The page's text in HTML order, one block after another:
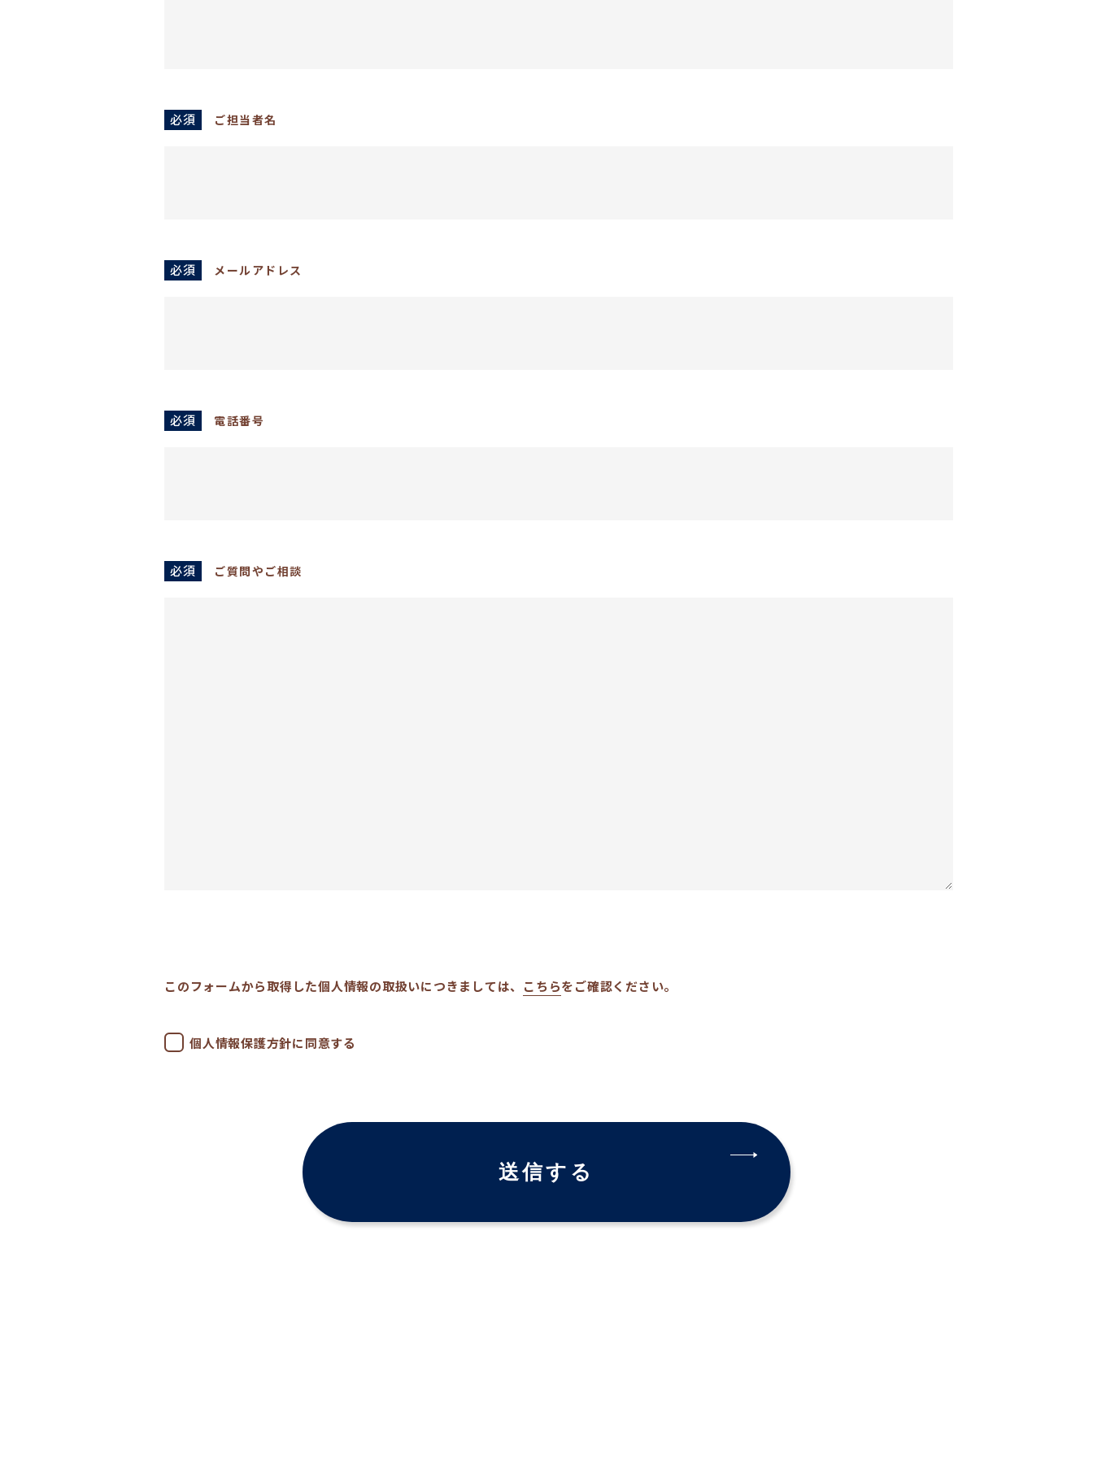
必須 ご担当者名
必須 メールアドレス
必須 電話番号
必須 ご質問やご相談
このフォームから取得した個人情報の取扱いにつきましては、 こちらをご確認ください。
個人情報保護方針に同意する